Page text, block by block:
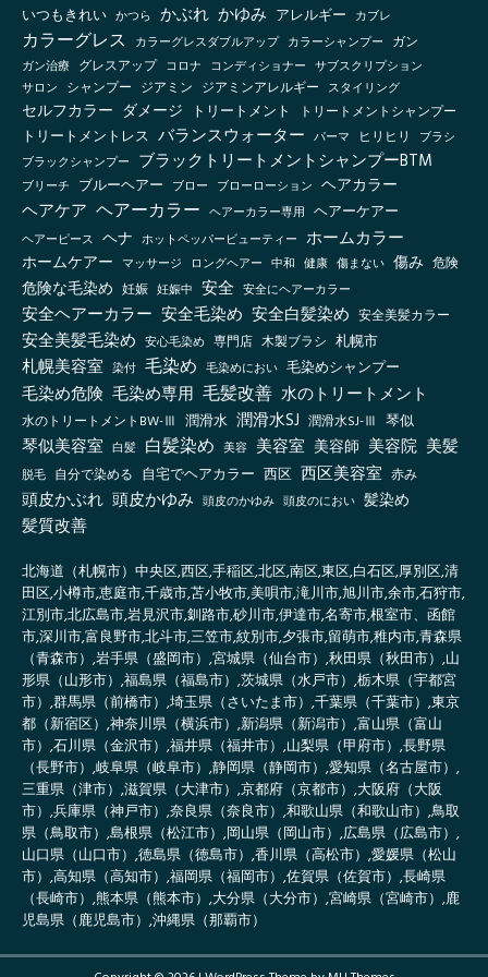
いつもきれい かつら かぶれ かゆみ アレルギー カブレ
カラーグレス カラーグレスダブルアップ カラーシャンプー ガン
ガン治療 グレスアップ コロナ コンディショナー サブスクリプション
サロン シャンプー ジアミン ジアミンアレルギー スタイリング
セルフカラー ダメージ トリートメント
トリートメントシャンプー
トリートメントレス バランスウォーター パーマ ヒリヒリ ブラシ
ブラックシャンプー ブラックトリートメントシャンプーBTM
ブリーチ ブルーヘアー ブロー ブローローション ヘアカラー
ヘアケア ヘアーカラー ヘアーカラー専用 ヘアーケアー
ヘアーピース ヘナ ホットペッパービューティー ホームカラー
ホームケアー マッサージ ロングヘアー 中和 健康 傷まない 傷み 危険
危険な毛染め 妊娠 妊娠中 安全 安全にヘアーカラー
安全ヘアーカラー 安全毛染め 安全白髪染め 安全美髪カラー
安全美髪毛染め 安心毛染め 専門店 木製ブラシ 札幌市
札幌美容室 染付 毛染め 毛染めにおい 毛染めシャンプー
毛染め危険 毛染め専用 毛髪改善 水のトリートメント
水のトリートメントBW-Ⅲ 潤滑水 潤滑水SJ 潤滑水SJ-Ⅲ 琴似
琴似美容室 白髪 白髪染め 美容 美容室 美容師 美容院 美髪
脱毛 自分で染める 自宅でヘアカラー 西区 西区美容室 赤み
頭皮かぶれ 頭皮かゆみ 頭皮のかゆみ 頭皮のにおい 髪染め
髪質改善
北海道（札幌市）中央区,西区,手稲区,北区,南区,東区,白石区,厚別区,清
田区,小樽市,恵庭市,千歳市,苫小牧市,美唄市,滝川市,旭川市,余市,石狩市,
江別市,北広島市,岩見沢市,釧路市,砂川市,伊達市,名寄市,根室市、函館
市,深川市,富良野市,北斗市,三笠市,紋別市,夕張市,留萌市,稚内市,青森県
（青森市）,岩手県（盛岡市）,宮城県（仙台市）,秋田県（秋田市）,山
形県（山形市）,福島県（福島市）,茨城県（水戸市）,栃木県（宇都宮
市）,群馬県（前橋市）,埼玉県（さいたま市）,千葉県（千葉市）,東京
都（新宿区）,神奈川県（横浜市）,新潟県（新潟市）,富山県（富山
市）,石川県（金沢市）,福井県（福井市）,山梨県（甲府市）,長野県
（長野市）,岐阜県（岐阜市）,静岡県（静岡市）,愛知県（名古屋市）,
三重県（津市）,滋賀県（大津市）,京都府（京都市）,大阪府（大阪
市）,兵庫県（神戸市）,奈良県（奈良市）,和歌山県（和歌山市）,鳥取
県（鳥取市）,島根県（松江市）,岡山県（岡山市）,広島県（広島市）,
山口県（山口市）,徳島県（徳島市）,香川県（高松市）,愛媛県（松山
市）,高知県（高知市）,福岡県（福岡市）,佐賀県（佐賀市）,長崎県
（長崎市）,熊本県（熊本市）,大分県（大分市）,宮崎県（宮崎市）,鹿
児島県（鹿児島市）,沖縄県（那覇市）